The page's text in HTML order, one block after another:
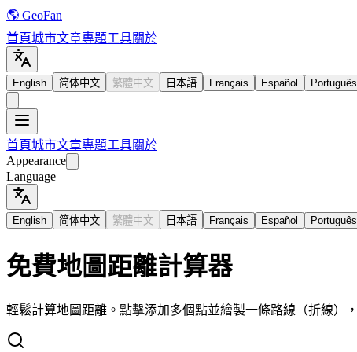
🌎 GeoFan
首頁城市文章專題工具關於
English 简体中文 繁體中文 日本語 Français Español Português
首頁城市文章專題工具關於
Appearance
Language
English 简体中文 繁體中文 日本語 Français Español Português
免費地圖距離計算器
輕鬆計算地圖距離。點擊添加多個點並繪製一條路線（折線）